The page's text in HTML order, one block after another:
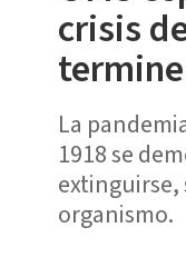
crisis
La
1918 se
extinguirse,
organismo.